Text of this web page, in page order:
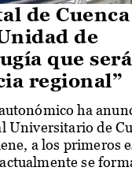
de
de
que será
regional”
ha
Universitario de
a los primeros
se